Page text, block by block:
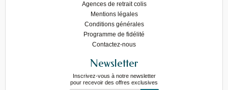
Agences de retrait colis
Mentions légales
Conditions générales
Programme de fidélité
Contactez-nous
Newsletter
Inscrivez-vous à notre newsletter
pour recevoir des offres exclusives